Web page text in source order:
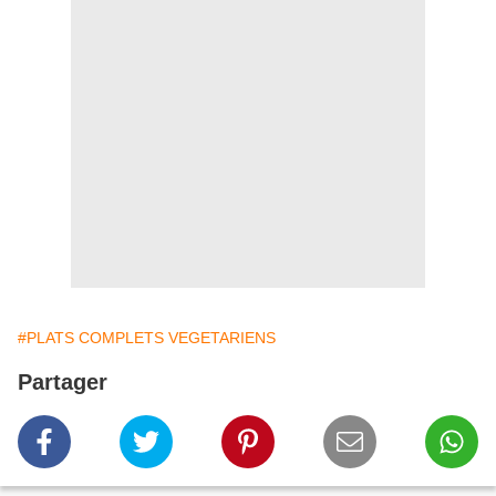
#PLATS COMPLETS VEGETARIENS
Partager